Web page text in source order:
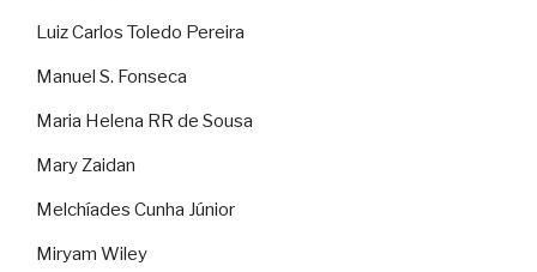
Luiz Carlos Toledo Pereira
Manuel S. Fonseca
Maria Helena RR de Sousa
Mary Zaidan
Melchíades Cunha Júnior
Miryam Wiley